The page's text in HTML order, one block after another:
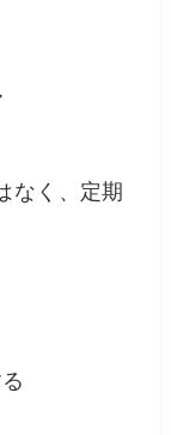
なく、定期